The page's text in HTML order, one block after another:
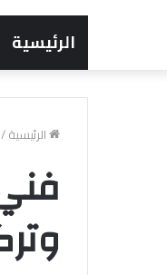
الرئيسية
الرئيسية/